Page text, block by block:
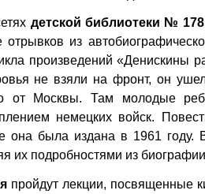
детской библиотеки № 178
отрывков из
произведений
не взяли на фронт, он
от Москвы. Там молодые
немецких войск.
она была издана в 1961 году.
их подробностями из
пройдут лекции, посвященные